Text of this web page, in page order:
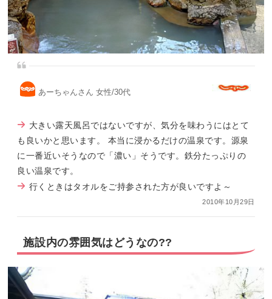
あーちゃんさん 女性/30代
大きい露天風呂ではないですが、気分を味わうにはとて
も良いかと思います。 本当に浸かるだけの温泉です。源泉
に一番近いそうなので「濃い」そうです。鉄分たっぷりの
良い温泉です。
行くときはタオルをご持参された方が良いですよ～
2010年10月29日
施設内の雰囲気はどうなの??